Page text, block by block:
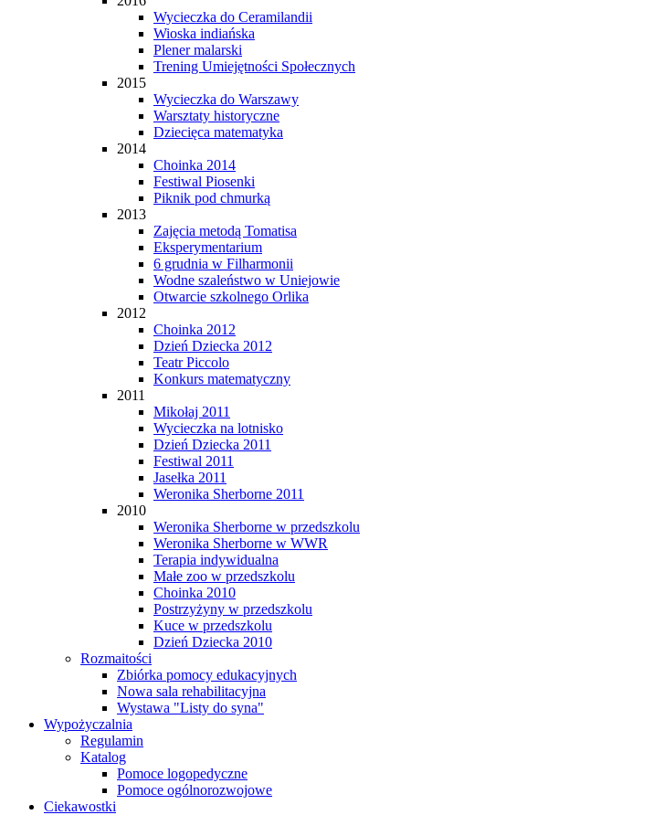
Wycieczka do Ceramilandii
Wioska indiańska
Plener malarski
Trening Umiejętności Społecznych
2015
Wycieczka do Warszawy
Warsztaty historyczne
Dziecięca matematyka
2014
Choinka 2014
Festiwal Piosenki
Piknik pod chmurką
2013
Zajęcia metodą Tomatisa
Eksperymentarium
6 grudnia w Filharmonii
Wodne szaleństwo w Uniejowie
Otwarcie szkolnego Orlika
2012
Choinka 2012
Dzień Dziecka 2012
Teatr Piccolo
Konkurs matematyczny
2011
Mikołaj 2011
Wycieczka na lotnisko
Dzień Dziecka 2011
Festiwal 2011
Jasełka 2011
Weronika Sherborne 2011
2010
Weronika Sherborne w przedszkolu
Weronika Sherborne w WWR
Terapia indywidualna
Małe zoo w przedszkolu
Choinka 2010
Postrzyżyny w przedszkolu
Kuce w przedszkolu
Dzień Dziecka 2010
Rozmaitości
Zbiórka pomocy edukacyjnych
Nowa sala rehabilitacyjna
Wystawa "Listy do syna"
Wypożyczalnia
Regulamin
Katalog
Pomoce logopedyczne
Pomoce ogólnorozwojowe
Ciekawostki